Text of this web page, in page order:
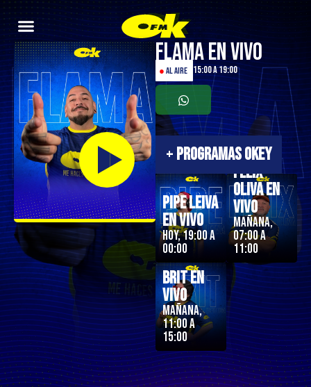
Flama en Vivo
●AL AIRE 15:00 a 19:00
+PROGRAMAS OKEY
Pipe Leiva
En Vivo
Hoy, 19:00 a
00:00
Felix
Oliva en
Vivo
Mañana,
07:00 a
11:00
Brit en
Vivo
Mañana,
11:00 a
15:00